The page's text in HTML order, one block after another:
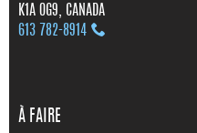
K1A 0G9, CANADA
613 782‑8914
À FAIRE